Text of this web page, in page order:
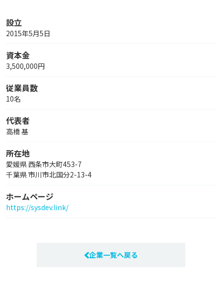
設立
2015年5月5日
資本金
3,500,000円
従業員数
10名
代表者
高橋 基
所在地
愛媛県 西条市大町453-7
千葉県 市川市北国分2-13-4
ホームページ
https://sysdev.link/
企業一覧へ戻る